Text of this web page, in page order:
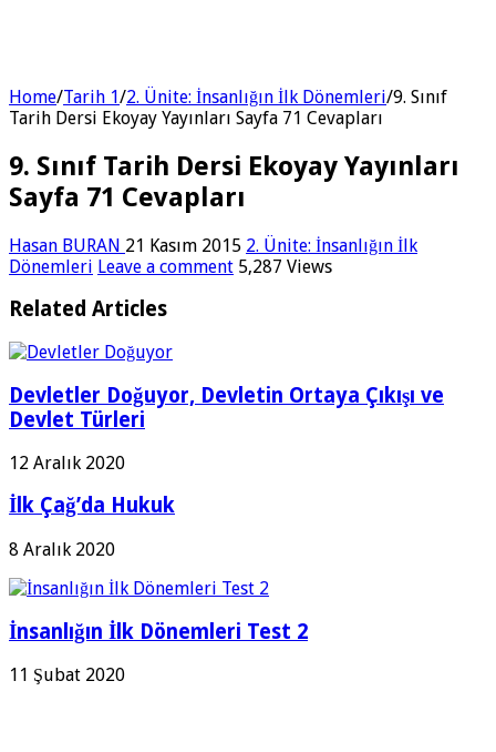
Home/Tarih 1/2. Ünite: İnsanlığın İlk Dönemleri/9. Sınıf
Tarih Dersi Ekoyay Yayınları Sayfa 71 Cevapları
9. Sınıf Tarih Dersi Ekoyay Yayınları
Sayfa 71 Cevapları
Hasan BURAN 21 Kasım 2015 2. Ünite: İnsanlığın İlk
Dönemleri Leave a comment 5,287 Views
Related Articles
Devletler Doğuyor, Devletin Ortaya Çıkışı ve
Devlet Türleri
12 Aralık 2020
İlk Çağ’da Hukuk
8 Aralık 2020
İnsanlığın İlk Dönemleri Test 2
11 Şubat 2020